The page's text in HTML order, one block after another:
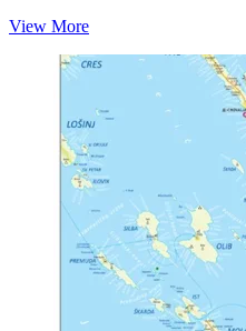
View MoreNova
Ovako
vam
ubuduće
stizati
kazne
za
prebrzu
vožnju